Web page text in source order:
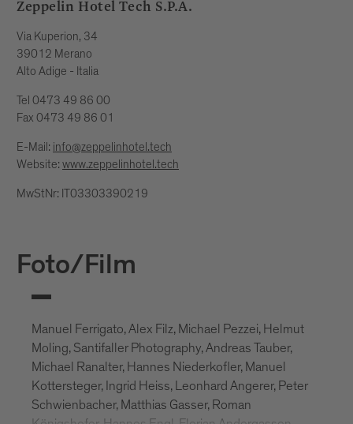
Zeppelin Hotel Tech S.P.A.
Via Kuperion, 34
39012 Merano
Alto Adige - Italia
Tel 0473 49 86 00
Fax 0473 49 86 01
E-Mail: info@zeppelinhotel.tech
Website: www.zeppelinhotel.tech
MwStNr: IT03303390219
Foto/Film
Manuel Ferrigato, Alex Filz, Michael Pezzei, Helmut
Moling, Santifaller Photography, Andreas Tauber,
Michael Ranalter, Hannes Niederkofler, Manuel
Kottersteger, Ingrid Heiss, Leonhard Angerer, Peter
Schwienbacher, Matthias Gasser, Roman